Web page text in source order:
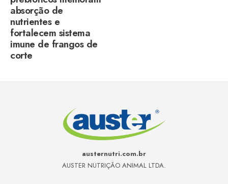
absorção de
nutrientes e
fortalecem sistema
imune de frangos de
corte
austernutri.com.br
AUSTER NUTRIÇÃO ANIMAL LTDA.